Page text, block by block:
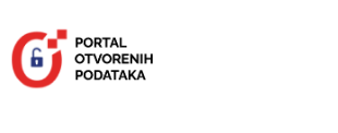
sadržaj